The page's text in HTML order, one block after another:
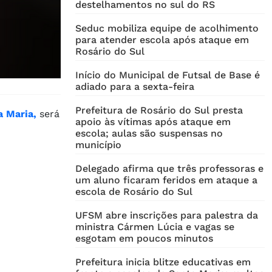
Maria, será
destelhamentos no sul do RS
Seduc mobiliza equipe de acolhimento
para atender escola após ataque em
Rosário do Sul
Início do Municipal de Futsal de Base é
adiado para a sexta-feira
Prefeitura de Rosário do Sul presta
apoio às vítimas após ataque em
escola; aulas são suspensas no
município
Delegado afirma que três professoras e
um aluno ficaram feridos em ataque a
escola de Rosário do Sul
UFSM abre inscrições para palestra da
ministra Cármen Lúcia e vagas se
esgotam em poucos minutos
Prefeitura inicia blitze educativas em